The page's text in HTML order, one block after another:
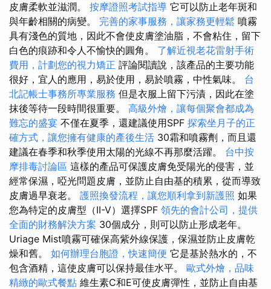
皮膚柔軟並滋潤。 按摩證照考試指導 它可以防止老年斑和
與年齡相關的病變。 完善的家事服務，讓家務更輕鬆 噴霧
具有淺色的質地，因此不會使皮膚塗油脂，不會粘住，留下
白色的痕跡和令人不愉快的圓角。 了解近視老花雷射手術
費用，計劃您的視力矯正 評論閱讀說，該產品的主要功能
很好，宜人的應用，易於使用，易於噴霧，中性氣味。 台
北記帳士事務所專業服務 但是衣服上留下污漬，因此在塗
抹後等待一段時間很重要。 高級外燴，讓每個聚會都成為
難忘的盛宴 不僅在夏季，還建議使用SPF 探索坐月子的正
確方式，讓您擁有健康的產後生活 30霜和噴霧劑，而且還
建議在春季和秋季使用太陽的光線不再那麼活躍。 台中按
摩排毒討論區 這樣的產品可保護皮膚免受陽光的侵害，並
經常保濕，啞光問題皮膚，並防止自由基的積累，從而導致
皮膚過早衰老。 護照換發流程，讓您順利拿到新護照 如果
您為特定的皮膚型（II-V）選擇SPF 領先的會計公司，提供
全面的財務解決方案 30個成分，則可以防止形成老年。
Uriage Mist噴霧可確保高紫外線保護，保濕並防止皮膚乾
燥和舊。 如何辦理台胞證，快速簡便 它是基於熱水的，不
包含酒精，這使皮膚可以保持最佳水平。 歐式外燴，品味
精緻的歐式餐點 維生素C和E可使皮膚彈性，並防止自由基